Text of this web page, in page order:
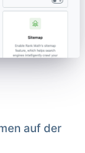
auf der